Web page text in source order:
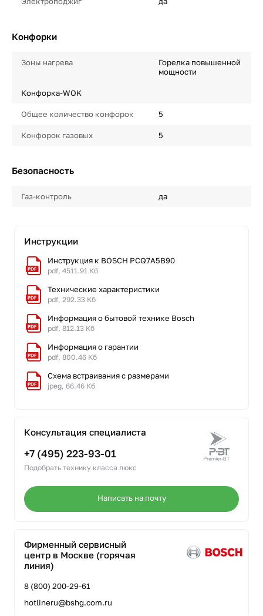
Конфорки
Зоны нагрева
Горелка повышенной
мощности
Конфорка-WOK
Общее количество конфорок 5
Конфорок газовых 5
Безопасность
Газ-контроль да
Инструкции
Инструкция к BOSCH PCQ7A5B90
pdf, 4511.91 Кб
Технические характеристики
pdf, 292.33 Кб
Информация о бытовой технике Bosch
pdf, 812.13 Кб
Информация о гарантии
pdf, 800.46 Кб
Схема встраивания с размерами
jpeg, 66.46 Кб
Консультация специалиста
+7 (495) 223-93-01
Подобрать технику класса люкс
Написать на почту
Фирменный сервисный
центр в Москве (горячая
линия)
8 (800) 200-29-61
hotlineru@bshg.com.ru